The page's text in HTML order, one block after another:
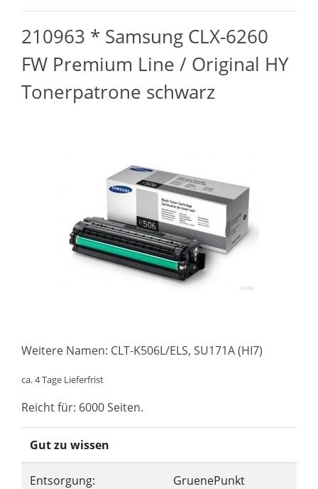
210963 * Samsung CLX-6260
FW Premium Line / Original HY
Tonerpatrone schwarz
Weitere Namen: CLT-K506L/ELS, SU171A (HI7)
ca. 4 Tage Lieferfrist
Reicht für: 6000 Seiten.
Gut zu wissen
Entsorgung: GruenePunkt